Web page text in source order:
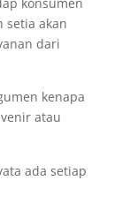
setia akan
dari
kenapa
atau
ada setiap